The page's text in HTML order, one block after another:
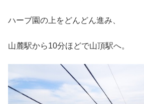
ハーブ園の上をどんどん進み、
山麓駅から10分ほどで山頂駅へ。